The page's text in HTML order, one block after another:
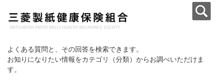
よくある質問と、その回答を検索できます。
お知りになりたい情報をカテゴリ（分類）からお調べいただけま
す。